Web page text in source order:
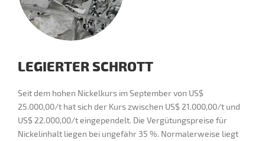
LEGIERTER SCHROTT
Seit dem hohen Nickelkurs im September von US$
25.000,00/t hat sich der Kurs zwischen US$ 21.000,00/t und
US$ 22.000,00/t eingependelt. Die Vergütungspreise für
Nickelinhalt liegen bei ungefähr 35 %. Normalerweise liegt